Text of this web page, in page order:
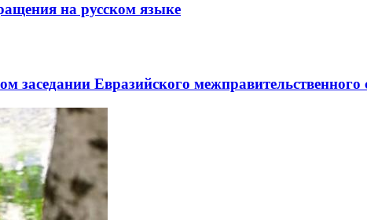
на русском языке
Евразийского межправительственного